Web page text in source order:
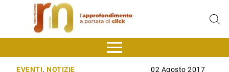
EVENTI,NOTIZIE 02 Agosto 2017